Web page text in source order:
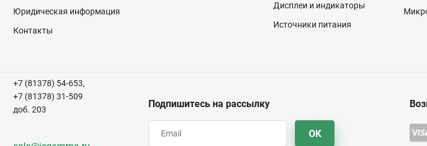
Юридическая информация
Контакты
Дисплеи и индикаторы
Источники питания
Подпишитесь на рассылку
OK
+7 (81378) 54-653,
+7 (81378) 31-509
доб. 203